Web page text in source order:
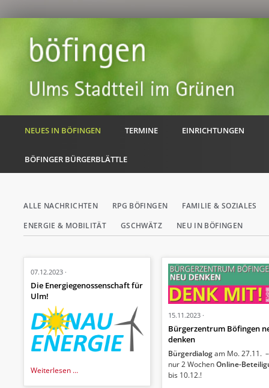
NEUES IN BÖFINGEN TERMINE EINRICHTUNGEN
BÖFINGER BÜRGERBLÄTTLE
Navigation
ALLE NACHRICHTEN RPG BÖFINGEN
FAMILIE & SOZIALES
ENERGIE & MOBILITÄT
GSCHWÄTZ NEU IN BÖFINGEN
07.12.2023
Die Energiegenossenschaft für
Ulm!
Weiterlesen …Die
15.11.2023
Bürgerzentrum Böfingen
denken
Bürgerdialogam Mo. 27.11. –
nur 2 WochenOnline-
bis 10.12.!